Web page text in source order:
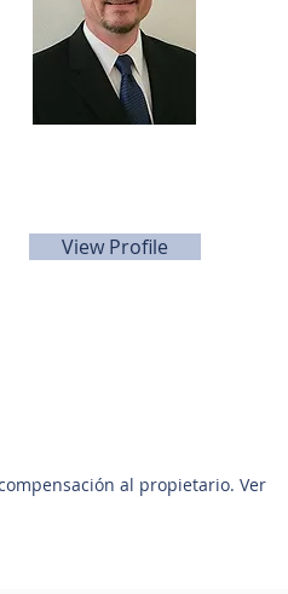
View Profile
al propietario. Ver